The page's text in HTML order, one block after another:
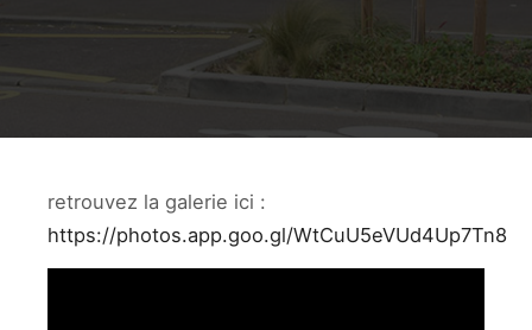
retrouvez la galerie ici :
https://photos.app.goo.gl/WtCuU5eVUd4Up7Tn8